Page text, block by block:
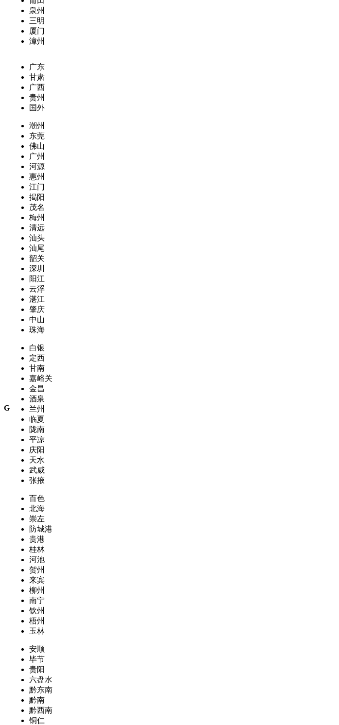
泉州
三明
厦门
漳州
G
广东
甘肃
广西
贵州
国外
潮州
东莞
佛山
广州
河源
惠州
江门
揭阳
茂名
梅州
清远
汕头
汕尾
韶关
深圳
阳江
云浮
湛江
肇庆
中山
珠海
白银
定西
甘南
嘉峪关
金昌
酒泉
兰州
临夏
陇南
平凉
庆阳
天水
武威
张掖
百色
北海
崇左
防城港
贵港
桂林
河池
贺州
来宾
柳州
南宁
钦州
梧州
玉林
安顺
毕节
贵阳
六盘水
黔东南
黔南
黔西南
铜仁